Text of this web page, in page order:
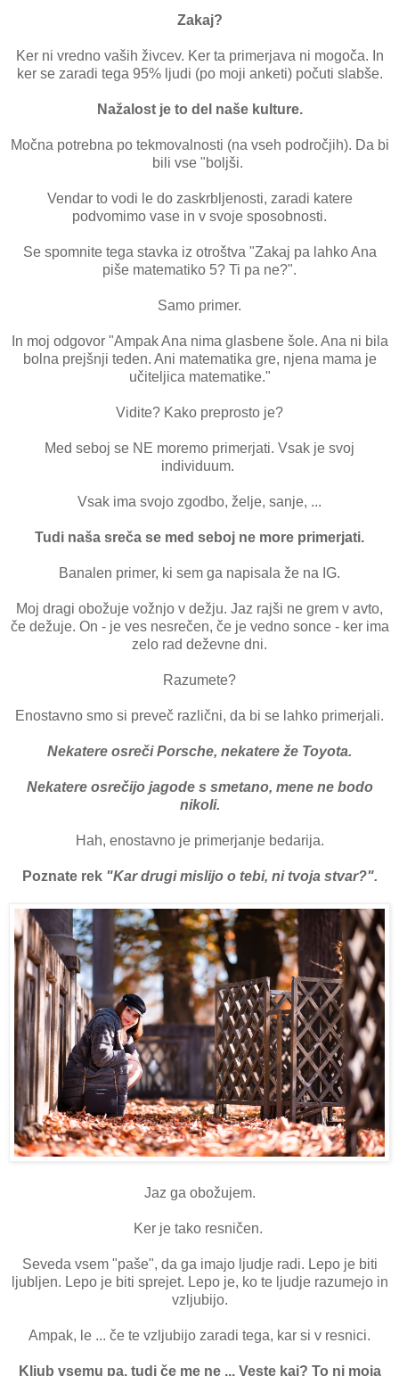
Zakaj?
Ker ni vredno vaših živcev. Ker ta primerjava ni mogoča. In
ker se zaradi tega 95% ljudi (po moji anketi) počuti slabše.
Nažalost je to del naše kulture.
Močna potrebna po tekmovalnosti (na vseh področjih). Da bi
bili vse "boljši.
Vendar to vodi le do zaskrbljenosti, zaradi katere
podvomimo vase in v svoje sposobnosti.
Se spomnite tega stavka iz otroštva "Zakaj pa lahko Ana
piše matematiko 5? Ti pa ne?".
Samo primer.
In moj odgovor "Ampak Ana nima glasbene šole. Ana ni bila
bolna prejšnji teden. Ani matematika gre, njena mama je
učiteljica matematike."
Vidite? Kako preprosto je?
Med seboj se NE moremo primerjati. Vsak je svoj
individuum.
Vsak ima svojo zgodbo, želje, sanje, ...
Tudi naša sreča se med seboj ne more primerjati.
Banalen primer, ki sem ga napisala že na IG.
Moj dragi obožuje vožnjo v dežju. Jaz rajši ne grem v avto,
če dežuje. On - je ves nesrečen, če je vedno sonce - ker ima
zelo rad deževne dni.
Razumete?
Enostavno smo si preveč različni, da bi se lahko primerjali.
Nekatere osreči Porsche, nekatere že Toyota.
Nekatere osrečijo jagode s smetano, mene ne bodo
nikoli.
Hah, enostavno je primerjanje bedarija.
Poznate rek "Kar drugi mislijo o tebi, ni tvoja stvar?".
Jaz ga obožujem.
Ker je tako resničen.
Seveda vsem "paše", da ga imajo ljudje radi. Lepo je biti
ljubljen. Lepo je biti sprejet. Lepo je, ko te ljudje razumejo in
vzljubijo.
Ampak, le ... če te vzljubijo zaradi tega, kar si v resnici.
Kljub vsemu pa, tudi če me ne ... Veste kaj? To ni moja